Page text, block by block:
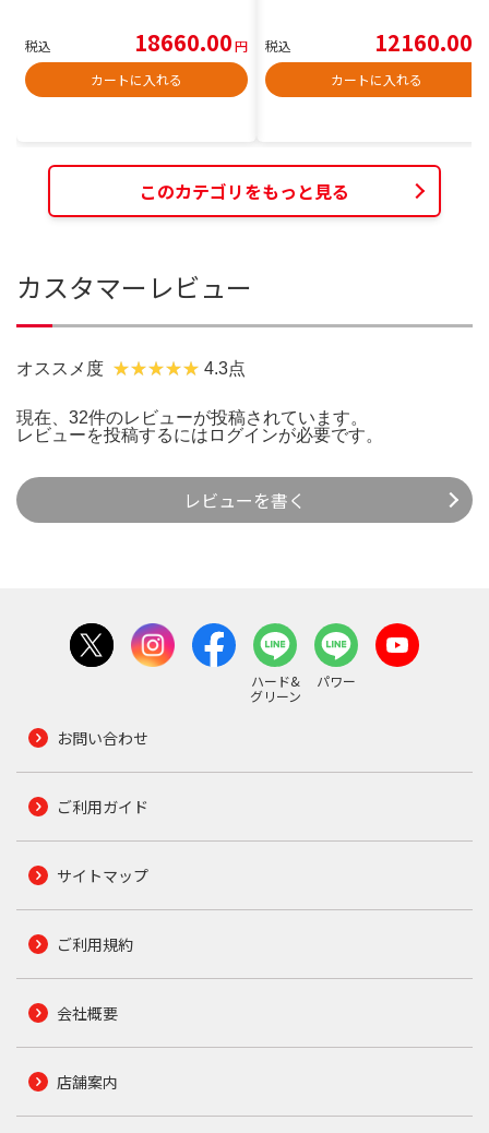
税込 18660.00円
カートに入れる
税込 12160.00
カートに入れる
このカテゴリをもっと見る
カスタマーレビュー
オススメ度 4.3点
現在、32件のレビューが投稿されています。
レビューを投稿するには ログインが必要です。
レビューを書く
ハード&
グリーン
パワー
お問い合わせ
ご利用ガイド
サイトマップ
ご利用規約
会社概要
店舗案内